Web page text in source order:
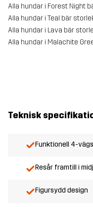
Alla hundar i Forest Night
Alla hundar i Teal bär
Alla hundar i Lava bär
Alla hundar i Malachite
Teknisk
Funktionell 4-
Resår framtill i
Figursydd design